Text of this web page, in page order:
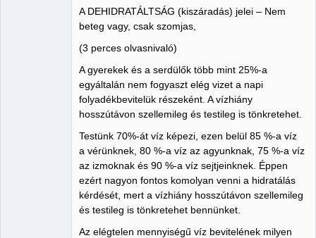
A DEHIDRATÁLTSÁG (kiszáradás) jelei – Nem
beteg vagy, csak szomjas,
(3 perces olvasnivaló)
A gyerekek és a serdülők több mint 25%-a
egyáltalán nem fogyaszt elég vizet a napi
folyadékbevitelük részeként. A vízhiány
hosszútávon szellemileg és testileg is tönkretehet.
Testünk 70%-át víz képezi, ezen belül 85 %-a víz
a vérünknek, 80 %-a víz az agyunknak, 75 %-a víz
az izmoknak és 90 %-a víz sejtjeinknek. Éppen
ezért nagyon fontos komolyan venni a hidratálás
kérdését, mert a vízhiány hosszútávon szellemileg
és testileg is tönkretehet bennünket.
Az elégtelen mennyiségű víz bevitelének milyen